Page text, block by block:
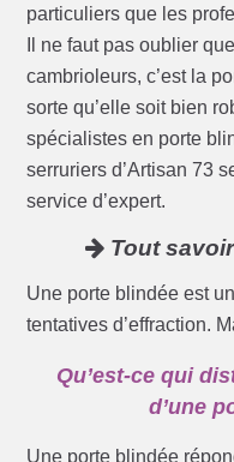
particuliers que les
Il ne faut pas oublier
cambrioleurs, c’est la
sorte qu’elle soit bien
spécialistes en porte
serruriers d’Artisan 73
service d’expert.
Tout
Une porte blindée est
tentatives d’effraction.
Qu’est-ce qui
d’une
Une porte blindée